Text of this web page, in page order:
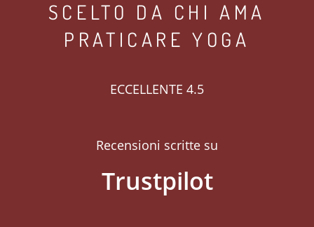
SCELTO DA CHI AMA
PRATICARE YOGA
ECCELLENTE 4.5
Recensioni scritte su